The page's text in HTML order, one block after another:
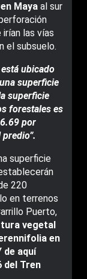
Maya al sur
las vías
el subsuelo.
ubicado
superficie
superficie
forestales es
por
superficie
220
en terrenos
Puerto,
vegetal
en
de aquí
del Tren